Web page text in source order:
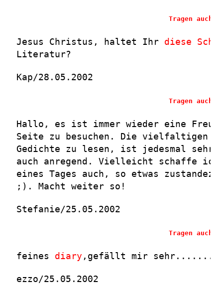
Tragen auch
Jesus Christus, haltet Ihr diese
Literatur?
Kap/28.05.2002
Tragen auch
Hallo, es ist immer wieder eine
Seite zu besuchen. Die vielfaltigen
Gedichte zu lesen, ist jedesmal sehr
auch anregend. Vielleicht schaffe
eines Tages auch, so etwas
;). Macht weiter so!
Stefanie/25.05.2002
Tragen auch
feines diary ,gefällt mir
ezzo/25.05.2002